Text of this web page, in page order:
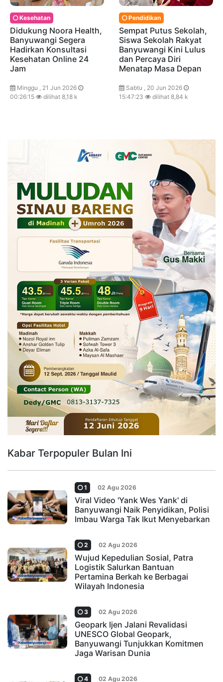
Kesehatan
Didukung Noora Health,
Banyuwangi Segera
Hadirkan Konsultasi
Kesehatan Online 24
Jam
Minggu , 21 Jun 2026
00:26:15
dilihat 8,18 k
Pendidikan
Sempat Putus Sekolah,
Siswa Sekolah Rakyat
Banyuwangi Kini Lulus
dan Percaya Diri
Menatap Masa Depan
Sabtu , 20 Jun 2026
15:47:23
dilihat 8,84 k
Kabar Terpopuler Bulan Ini
1 02 Agu 2026
Viral Video 'Yank Wes Yank' di
Banyuwangi Naik Penyidikan, Polisi
Imbau Warga Tak Ikut Menyebarkan
2 02 Agu 2026
Wujud Kepedulian Sosial, Patra
Logistik Salurkan Bantuan
Pertamina Berkah ke Berbagai
Wilayah Indonesia
3 02 Agu 2026
Geopark Ijen Jalani Revalidasi
UNESCO Global Geopark,
Banyuwangi Tunjukkan Komitmen
Jaga Warisan Dunia
4 02 Agu 2026